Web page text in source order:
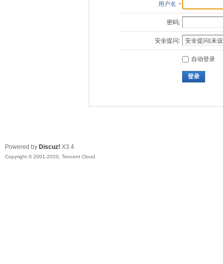
用户名
密码:
安全提问:
自动登录
登录
Powered by Discuz! X3.4
Copyright © 2001-2020, Tencent Cloud.